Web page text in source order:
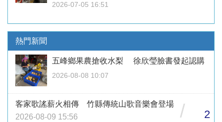
2026-07-05 16:51
熱門新聞
五峰鄉果農搶收水梨 徐欣瑩臉書發起認購
2026-08-08 10:07
客家歌謠薪火相傳 竹縣傳統山歌音樂會登場
2026-08-09 15:56
/ 2